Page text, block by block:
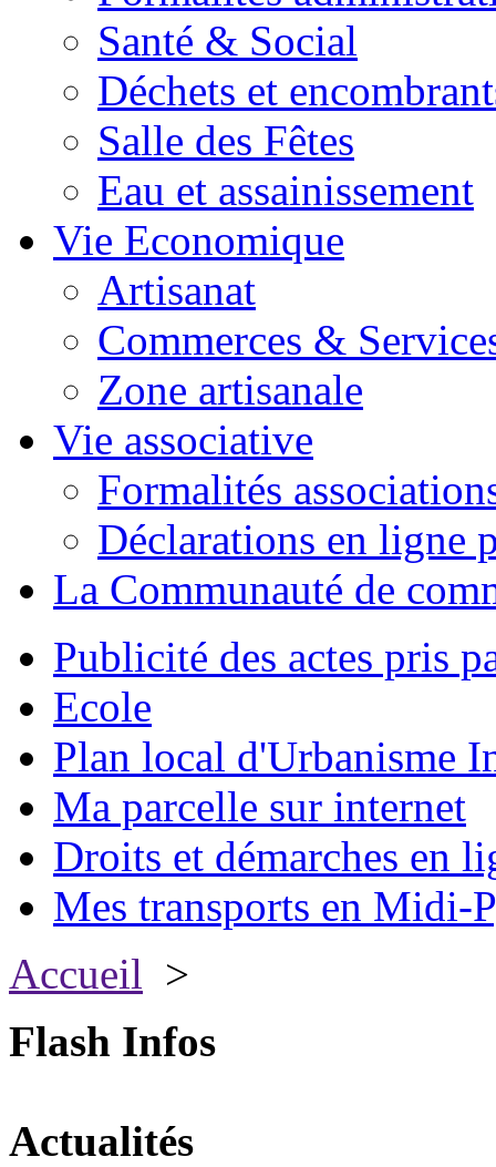
Santé & Social
Déchets et
Salle des Fêtes
Eau et assainissement
Vie Economique
Artisanat
Commerces &
Zone artisanale
Vie associative
Formalités
Déclarations en ligne
La Communauté de
Publicité des actes pris
Ecole
Plan local d'Urbanisme
Ma parcelle sur internet
Droits et démarches en
Mes transports en Midi-
Accueil >
Flash Infos
Actualités